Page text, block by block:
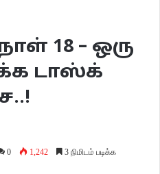
18 – ஒரு
டாஸ்க்
0 1,242 3 நிமிடம் படிக்க